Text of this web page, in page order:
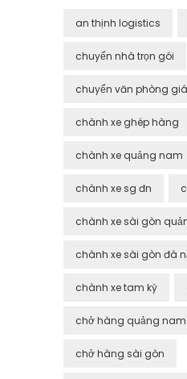
an thịnh logistics
chuyển nhà trọn gói
chuyển văn phòng
chành xe ghép hàng
chành xe quảng nam
chành xe sg đn
chành xe sài gòn
chành xe sài gòn đà
chành xe tam kỳ
chở hàng quảng nam
chở hàng sài gòn